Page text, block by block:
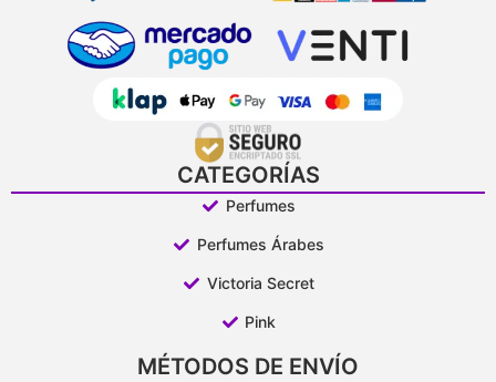
CATEGORÍAS
Perfumes
Perfumes Árabes
Victoria Secret
Pink
MÉTODOS DE ENVÍO